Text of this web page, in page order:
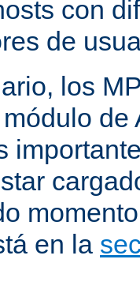
con
de
los
de
en la